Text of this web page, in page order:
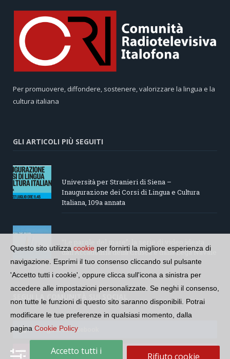
Per promuovere, diffondere, sostenere, valorizzare la lingua e la
cultura italiana
GLI ARTICOLI PIÙ SEGUITI
Università per Stranieri di Siena –
Inaugurazione dei Corsi di Lingua e Cultura
Italiana, 109a annata
dall’Accademia della Crusca e dalla Lega Navale
italiana
Seguici su Facebook
Seguici su Instagram
Questo sito utilizza cookie per fornirti la migliore esperienza di
navigazione. Esprimi il tuo consenso cliccando sul pulsante
'Accetto tutti i cookie', oppure clicca sull'icona a sinistra per
accedere alle impostazioni personalizzate. Se neghi il consenso,
non tutte le funzioni di questo sito saranno disponibili. Potrai
modificare le tue preferenze in qualsiasi momento, dalla
pagina Cookie Policy
Accetto tutti i
Rifiuto cookie